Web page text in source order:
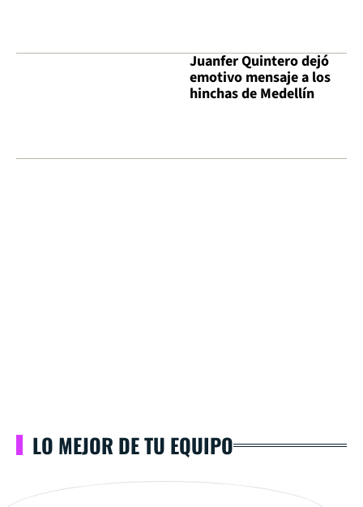
Juanfer Quintero dejó
emotivo mensaje a los
hinchas de Medellín
LO MEJOR DE TU EQUIPO